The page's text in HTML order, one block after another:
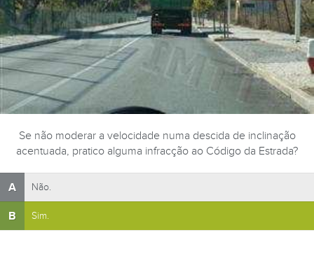
Se não moderar a velocidade numa descida de inclinação
acentuada, pratico alguma infracção ao Código da Estrada?
A Não.
B Sim.